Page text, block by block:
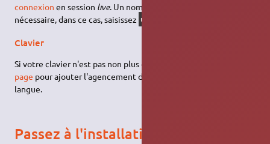
connexion en session live. Un nom d'utilisateur peut être
nécessaire, dans ce cas, saisissez ubuntu
Clavier
Si votre clavier n'est pas non plus dans votre langue, voir cette
page pour ajouter l'agencement de clavier standard de votre
langue.
Passez à l'installation d'Ubuntu